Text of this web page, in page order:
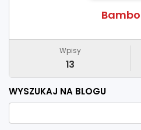
Wpisy
13
WYSZUKAJ NA BLOGU